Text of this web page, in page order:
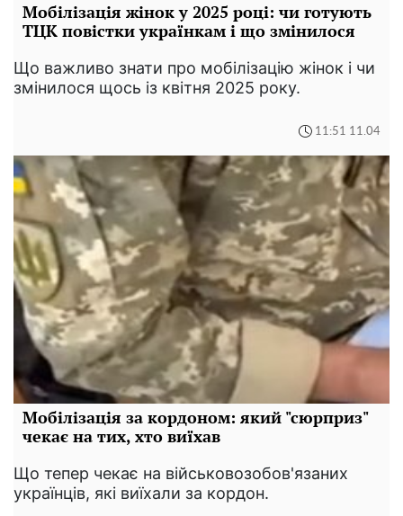
Мобілізація жінок у 2025 році: чи готують
ТЦК повістки українкам і що змінилося
Що важливо знати про мобілізацію жінок і чи
змінилося щось із квітня 2025 року.
11:51 11.04
Мобілізація за кордоном: який "сюрприз"
чекає на тих, хто виїхав
Що тепер чекає на військовозобов'язаних
українців, які виїхали за кордон.